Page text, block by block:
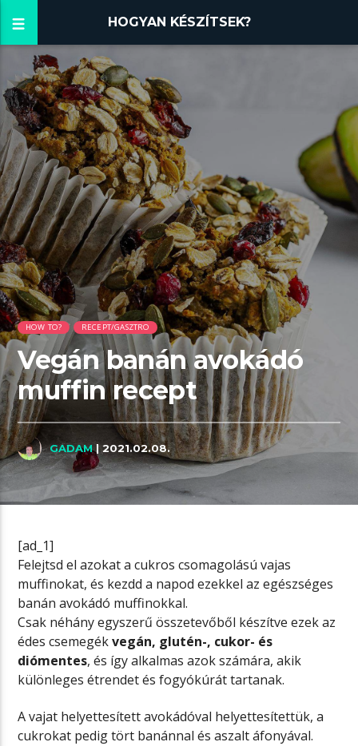
HOGYAN KÉSZÍTSEK?
HOW TO? RECEPT/GASZTRO
Vegán banán avokádó
muffin recept
GADAM| 2021.02.08.
[ad_1]
Felejtsd el azokat a cukros csomagolású vajas
muffinokat, és kezdd a napod ezekkel az egészséges
banán avokádó muffinokkal.
Csak néhány egyszerű összetevőből készítve ezek az
édes csemegékvegán, glutén-, cukor- és
diómentes, és így alkalmas azok számára, akik
különleges étrendet és fogyókúrát tartanak.
A vajat helyettesített avokádóval helyettesítettük, a
cukrokat pedig tört banánnal és aszalt áfonyával.